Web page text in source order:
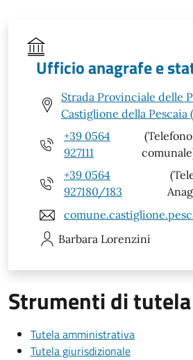
Ufficio anagrafe e
Strada Provinciale delle
Castiglione della Pescaia
+39 0564
927111
+39 0564
927180/183
Barbara Lorenzini
Strumenti di tutela
Tutela amministrativa
Tutela giurisdizionale